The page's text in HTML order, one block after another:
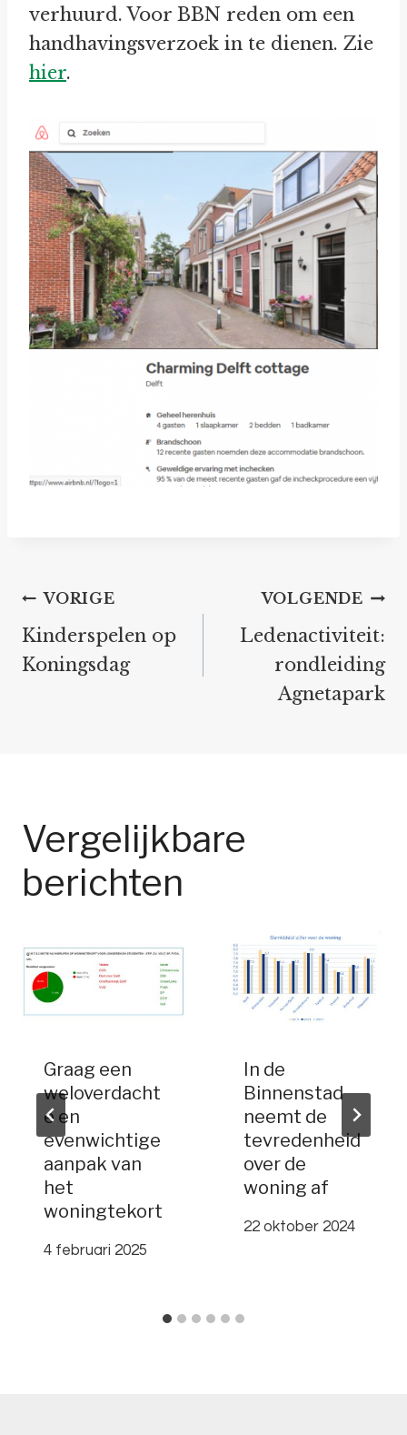
verhuurd. Voor BBN reden om een
handhavingsverzoek in te dienen. Zie
hier.
Bericht
navigatie
VORIGE
Kinderspelen op
Koningsdag
VOLGENDE
Ledenactiviteit:
rondleiding
Agnetapark
Vergelijkbare
berichten
Graag een
weloverdacht
e en
evenwichtige
aanpak van
het
woningtekort
4 februari 2025
In de
Binnenstad
neemt de
tevredenheid
over de
woning af
22 oktober 2024